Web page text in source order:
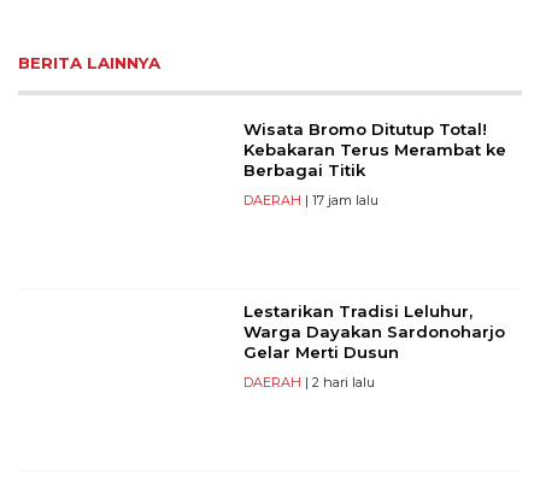
BERITA LAINNYA
Wisata Bromo Ditutup Total!
Kebakaran Terus Merambat ke
Berbagai Titik
DAERAH | 17 jam lalu
Lestarikan Tradisi Leluhur,
Warga Dayakan Sardonoharjo
Gelar Merti Dusun
DAERAH | 2 hari lalu